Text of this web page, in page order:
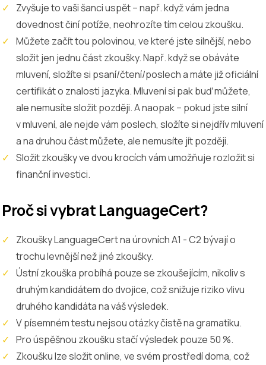
Zvyšuje to vaši šanci uspět – např. když vám jedna
dovednost činí potíže, neohrozíte tím celou zkoušku.
Můžete začít tou polovinou, ve které jste silnější, nebo
složit jen jednu část zkoušky. Např. když se obáváte
mluvení, složíte si psaní/čtení/poslech a máte již oficiální
certifikát o znalosti jazyka. Mluvení si pak buď můžete,
ale nemusíte složit později. A naopak – pokud jste silní
v mluvení, ale nejde vám poslech, složíte si nejdřív mluvení
a na druhou část můžete, ale nemusíte jít později.
Složit zkoušky ve dvou krocích vám umožňuje rozložit si
finanční investici.
Proč si vybrat LanguageCert?
Zkoušky LanguageCert na úrovních A1 - C2 bývají o
trochu levnější než jiné zkoušky.
Ústní zkouška probíhá pouze se zkoušejícím, nikoliv s
druhým kandidátem do dvojice, což snižuje riziko vlivu
druhého kandidáta na váš výsledek.
V písemném testu nejsou otázky čistě na gramatiku.
Pro úspěšnou zkoušku stačí výsledek pouze 50 %.
Zkoušku lze složit online, ve svém prostředí doma, což